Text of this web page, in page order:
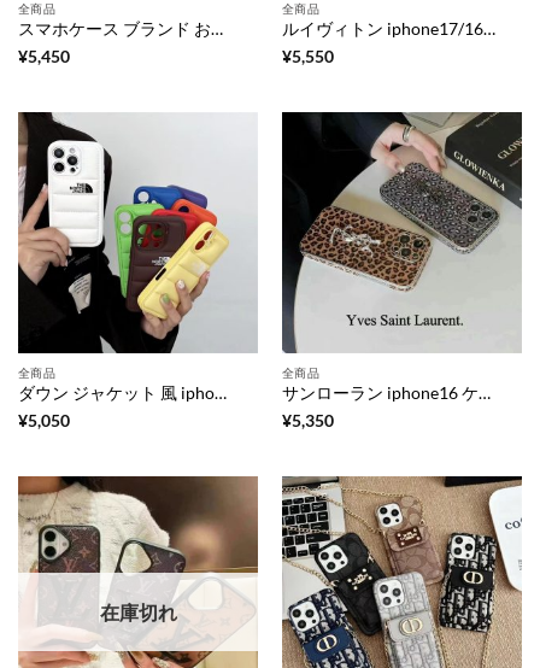
全商品
スマホケース ブランド おしゃれ iphone16/16pro ケース 人気 ブランド 女性 30 代 ヴィトン風 アイフォン15pro/15promaxケース iphone15/14/13 ケース 個性 的 ブランド スマホ ストラップ 付き ケース
¥5,450
全商品
ルイヴィトン iphone17/16/15ケース カード 入れ スマホケース 背面収納 ヴィトン 風 iphone17pro/16promax ケース iphone16pro/15/14 ケース ハイ ブランド メンズ ビジネス 携帯 ケース
¥5,550
全商品
ダウン ジャケット 風 iphone16 ケース ザ ノースフェイス iphone16pro/16plusケース iphone15/14 ケース ペア 大人 ブランド スマホケース ノース フェイス ダウン iphone ケース 冬
¥5,050
全商品
サンローラン iphone16 ケース iphone16pro/16promax ケース レディース ブランド iphone15 15pro ケース ハイブランド iphone14promax ヒョウ 柄 ケース 海外 人気 スマホケース
¥5,350
在庫切れ